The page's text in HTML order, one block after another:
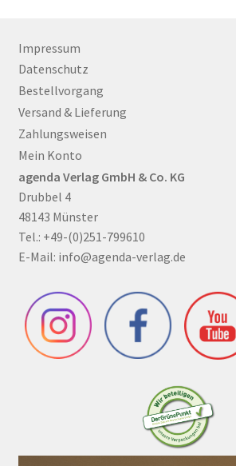
Impressum
Datenschutz
Bestellvorgang
Versand & Lieferung
Zahlungsweisen
Mein Konto
agenda Verlag GmbH & Co. KG
Drubbel 4
48143 Münster
Tel.: +49-(0)251-799610
E-Mail: info@agenda-verlag.de